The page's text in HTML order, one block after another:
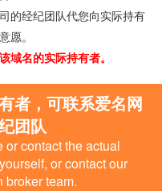
的经纪团队代您向实际持有
愿。
域名的实际持有者。
者，可联系爱名网
团队
contact the actual
or contact our
broker team.